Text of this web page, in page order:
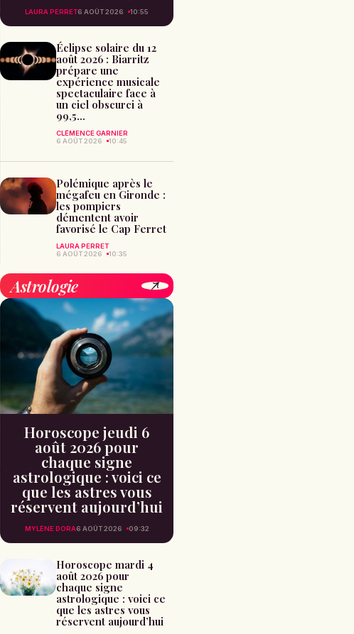
LAURA PERRET6 AOÛT 2026 10:55
Éclipse solaire du 12
août 2026 : Biarritz
prépare une
expérience musicale
spectaculaire face à
un ciel obscurci à
99,5...
CLÉMENCE GARNIER
6 AOÛT 2026
10:45
Polémique après le
mégafeu en Gironde :
les pompiers
démentent avoir
favorisé le Cap Ferret
LAURA PERRET
6 AOÛT 2026
10:35
Astrologie
Horoscope jeudi 6
août 2026 pour
chaque signe
astrologique : voici ce
que les astres vous
réservent aujourd’hui
MYLÈNE DORA6 AOÛT 2026 09:32
Horoscope mardi 4
août 2026 pour
chaque signe
astrologique : voici ce
que les astres vous
réservent aujourd’hui